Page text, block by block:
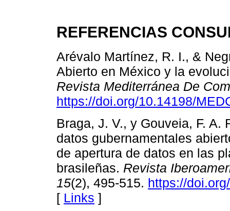
REFERENCIAS
Arévalo Martínez, R. I., &
Abierto en México y la
Revista Mediterránea De
https://doi.org/10.14198/
Braga, J. V., y Gouveia, F.
datos gubernamentales
de apertura de datos en las
brasileñas. Revista
15(2), 495-515. https://
[ Links ]